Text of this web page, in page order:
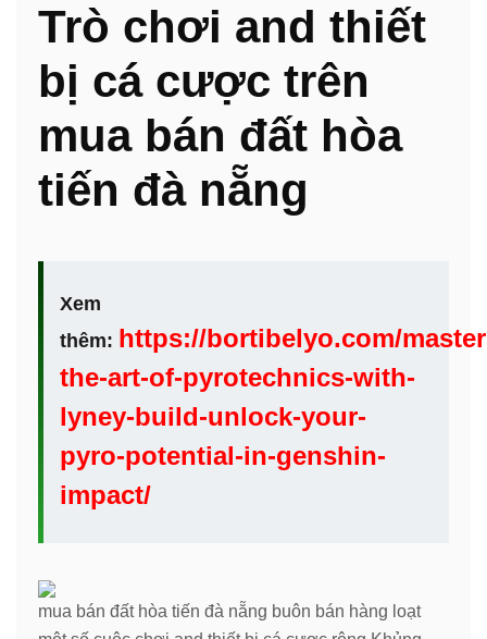
Trò chơi and thiết
bị cá cược trên
mua bán đất hòa
tiến đà nẵng
Xem
thêm: https://bortibelyo.com/
the-art-of-pyrotechnics-with-
lyney-build-unlock-your-
pyro-potential-in-genshin-
impact/
mua bán đất hòa tiến đà nẵng buôn bán hàng loạt